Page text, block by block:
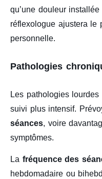
qu’une douleur
réflexologue ajustera le
personnelle.
Pathologies
Les pathologies
suivi plus intensif.
séances, voire
symptômes.
La fréquence des
hebdomadaire ou